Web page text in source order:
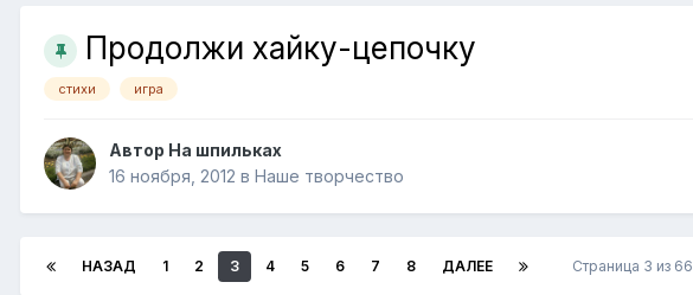
Продолжи хайку-цепочку
стихи игра
Автор На шпильках
16 ноября, 2012 в Наше творчество
НАЗАД 1 2 3 4 5 6 7 8 ДАЛЕЕ Страница 3 из 66